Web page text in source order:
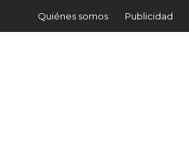
Quiénes somos Publicidad